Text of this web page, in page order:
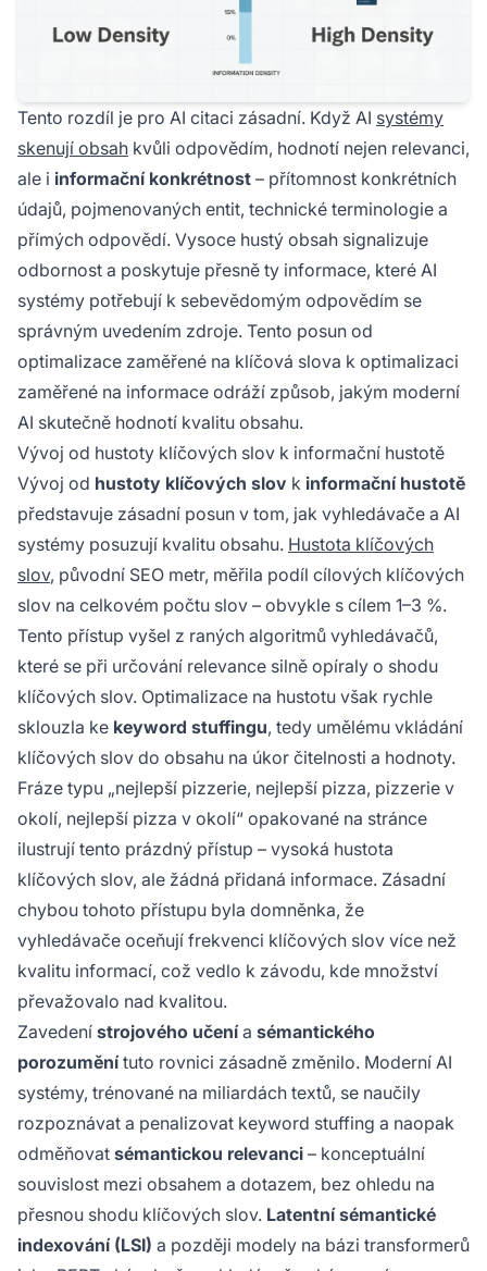
Tento rozdíl je pro AI citaci zásadní. Když AI systémy
skenují obsah kvůli odpovědím, hodnotí nejen relevanci,
ale i informační konkrétnost – přítomnost konkrétních
údajů, pojmenovaných entit, technické terminologie a
přímých odpovědí. Vysoce hustý obsah signalizuje
odbornost a poskytuje přesně ty informace, které AI
systémy potřebují k sebevědomým odpovědím se
správným uvedením zdroje. Tento posun od
optimalizace zaměřené na klíčová slova k optimalizaci
zaměřené na informace odráží způsob, jakým moderní
AI skutečně hodnotí kvalitu obsahu.
Vývoj od hustoty klíčových slov k informační hustotě
Vývoj od hustoty klíčových slov k informační hustotě
představuje zásadní posun v tom, jak vyhledávače a AI
systémy posuzují kvalitu obsahu. Hustota klíčových
slov, původní SEO metr, měřila podíl cílových klíčových
slov na celkovém počtu slov – obvykle s cílem 1–3 %.
Tento přístup vyšel z raných algoritmů vyhledávačů,
které se při určování relevance silně opíraly o shodu
klíčových slov. Optimalizace na hustotu však rychle
sklouzla ke keyword stuffingu, tedy umělému vkládání
klíčových slov do obsahu na úkor čitelnosti a hodnoty.
Fráze typu „nejlepší pizzerie, nejlepší pizza, pizzerie v
okolí, nejlepší pizza v okolí“ opakované na stránce
ilustrují tento prázdný přístup – vysoká hustota
klíčových slov, ale žádná přidaná informace. Zásadní
chybou tohoto přístupu byla domněnka, že
vyhledávače oceňují frekvenci klíčových slov více než
kvalitu informací, což vedlo k závodu, kde množství
převažovalo nad kvalitou.
Zavedení strojového učenía sémantického
porozuměnítuto rovnici zásadně změnilo. Moderní AI
systémy, trénované na miliardách textů, se naučily
rozpoznávat a penalizovat keyword stuffing a naopak
odměňovat sémantickou relevanci – konceptuální
souvislost mezi obsahem a dotazem, bez ohledu na
přesnou shodu klíčových slov. Latentní sémantické
indexování (LSI) a později modely na bázi transformerů